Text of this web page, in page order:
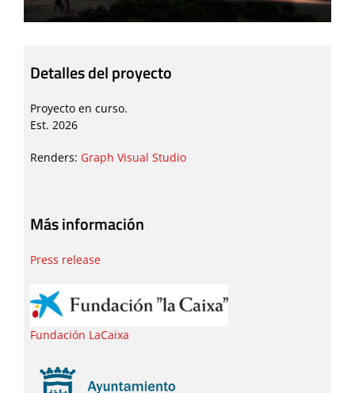
Detalles del proyecto
Proyecto en curso.
Est. 2026
Renders: Graph Visual Studio
Más información
Press release
Fundación LaCaixa